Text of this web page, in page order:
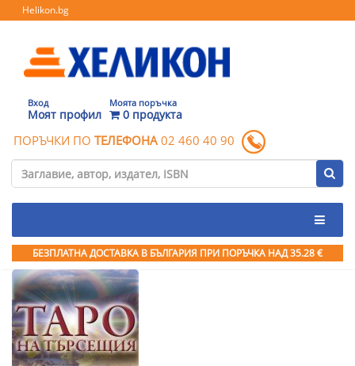
Helikon.bg
Вход
Моят профил
Моята поръчка
0 продукта
ПОРЪЧКИ ПО ТЕЛЕФОНА 02 460 40 90
БЕЗПЛАТНА ДОСТАВКА В БЪЛГАРИЯ ПРИ ПОРЪЧКА НАД 35.28 €